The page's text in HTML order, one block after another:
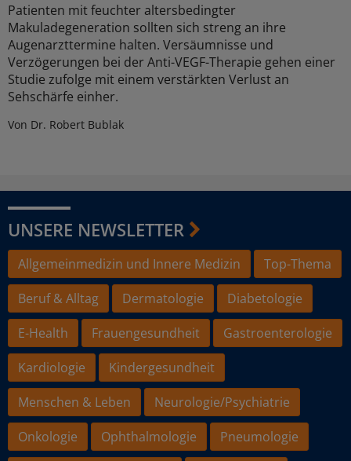
Patienten mit feuchter altersbedingter
Makuladegeneration sollten sich streng an ihre
Augenarzttermine halten. Versäumnisse und
Verzögerungen bei der Anti-VEGF-Therapie gehen einer
Studie zufolge mit einem verstärkten Verlust an
Sehschärfe einher.
Von Dr. Robert Bublak
UNSERE NEWSLETTER
Allgemeinmedizin und Innere Medizin
Top-Thema
Beruf & Alltag
Dermatologie
Diabetologie
E-Health
Frauengesundheit
Gastroenterologie
Kardiologie
Kindergesundheit
Menschen & Leben
Neurologie/Psychiatrie
Onkologie
Ophthalmologie
Pneumologie